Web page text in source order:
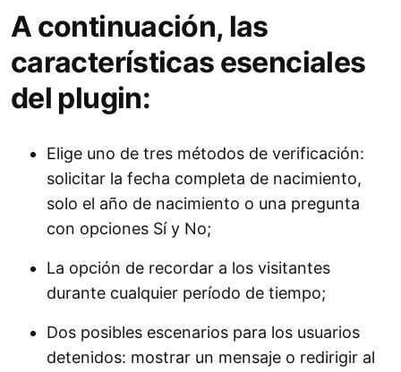
A continuación, las
características esenciales
del plugin:
Elige uno de tres métodos de verificación:
solicitar la fecha completa de nacimiento,
solo el año de nacimiento o una pregunta
con opciones Sí y No;
La opción de recordar a los visitantes
durante cualquier período de tiempo;
Dos posibles escenarios para los usuarios
detenidos: mostrar un mensaje o redirigir al